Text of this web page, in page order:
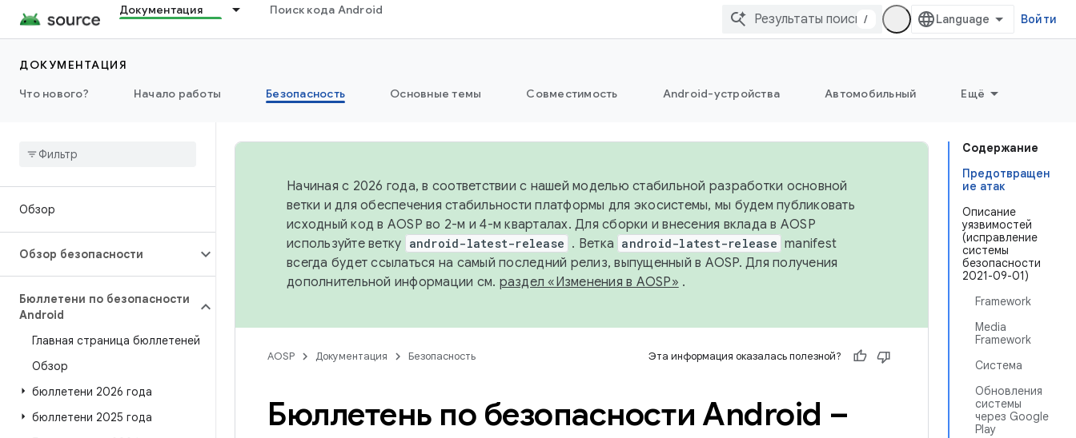
Документация Поиск кода Android
/ Войти
ДОКУМЕНТАЦИЯ
Что нового?
Начало работы Безопасность Основные темы Совместимость Android-устройства Автомобильный Ещё
Обзор
Обзор безопасности
Бюллетени по безопасности
Android
Главная страница бюллетеней
Обзор
бюллетени 2026 года
бюллетени 2025 года
Содержание
Предотвращен
ие атак
Описание
уязвимостей
(исправление
системы
безопасности
2021-09-01)
Framework
Media
Framework
Система
Обновления
системы
через Google
Play
Начиная с 2026 года, в соответствии с нашей моделью стабильной разработки основной
ветки и для обеспечения стабильности платформы для экосистемы, мы будем публиковать
исходный код в AOSP во 2-м и 4-м кварталах. Для сборки и внесения вклада в AOSP
используйте ветку android-latest-release . Ветка android-latest-release manifest
всегда будет ссылаться на самый последний релиз, выпущенный в AOSP. Для получения
дополнительной информации см. раздел «Изменения в AOSP» .
AOSP Документация Безопасность Эта информация оказалась полезной?
Бюллетень по безопасности Android –